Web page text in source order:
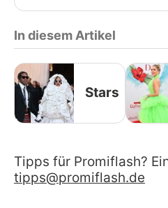
In diesem Artikel
Stars
Tipps für Promiflash?
tipps@promiflash.de